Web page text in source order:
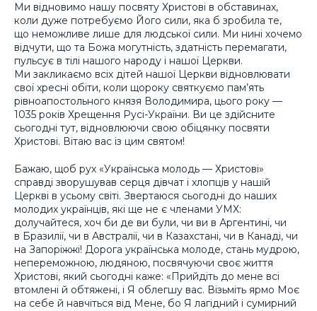
Ми відновимо нашу посвяту Христові в обставинах,
коли дуже потребуємо Його сили, яка б зробила те,
що неможливе лише для людської сили. Ми нині хочемо
відчути, що та Божа могутність, здатність перемагати,
пульсує в тілі нашого народу і нашої Церкви.
Ми закликаємо всіх дітей нашої Церкви відновлювати
свої хресні обіти, коли щороку святкуємо пам’ять
рівноапостольного князя Володимира, цього року —
1035 років Хрещення Русі-України. Ви це здійсните
сьогодні тут, відновлюючи свою обіцянку посвяти
Христові. Вітаю вас із цим святом!
Бажаю, щоб рух «Українська молодь — Христові»
справді зворушував серця дівчат і хлопців у нашій
Церкві в усьому світі. Звертаюся сьогодні до наших
молодих українців, які ще не є членами УМХ:
долучайтеся, хоч би де ви були, чи ви в Аргентині, чи
в Бразилії, чи в Австралії, чи в Казахстані, чи в Канаді, чи
на Запоріжжі! Дорога українська молоде, стань мудрою,
непереможною, людяною, посвячуючи своє життя
Христові, який сьогодні каже: «Прийдіть до мене всі
втомлені й обтяжені, і Я облегшу вас. Візьміть ярмо Моє
на себе й навчіться від Мене, бо Я лагідний і сумирний